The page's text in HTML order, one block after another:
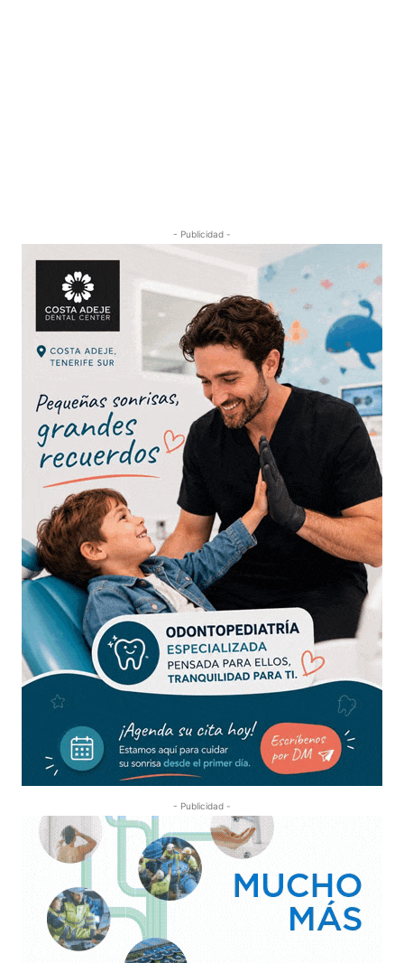
- Publicidad -
- Publicidad -